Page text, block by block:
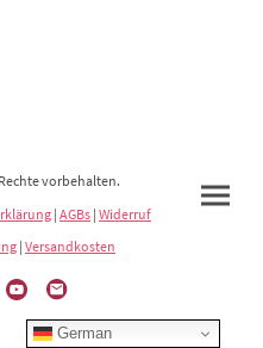
vorbehalten.
| AGBs | Widerruf
| Versandkosten
German